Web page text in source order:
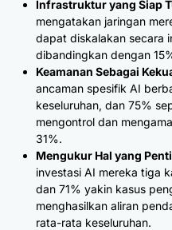
Infrastruktur yang Siap
mengatakan jaringan
dapat diskalakan secara
dibandingkan dengan
Keamanan Sebagai
ancaman spesifik AI
keseluruhan, dan 75%
mengontrol dan
31%.
Mengukur Hal yang
investasi AI mereka tiga
dan 71% yakin kasus
menghasilkan aliran
rata-rata keseluruhan.